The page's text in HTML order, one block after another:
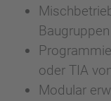
oder TIA
Modular